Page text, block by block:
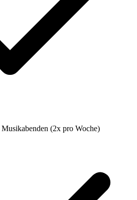
(2x pro Woche)